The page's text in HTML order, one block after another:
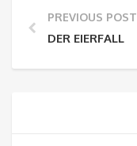
PREVIOUS POST
DER EIERFALL